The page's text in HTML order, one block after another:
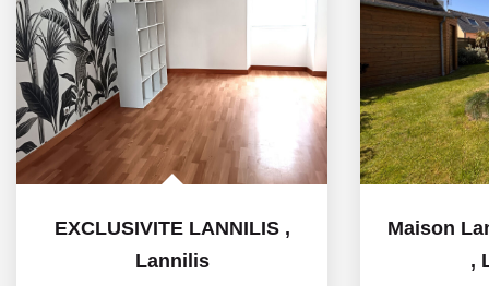
EXCLUSIVITE LANNILIS ,
Lannilis
,